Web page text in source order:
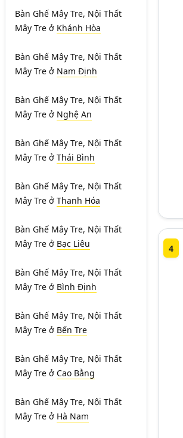
Bàn Ghế Mây Tre, Nội Thất
Mây Tre ở Khánh Hòa
Bàn Ghế Mây Tre, Nội Thất
Mây Tre ở Nam Định
Bàn Ghế Mây Tre, Nội Thất
Mây Tre ở Nghệ An
Bàn Ghế Mây Tre, Nội Thất
Mây Tre ở Thái Bình
Bàn Ghế Mây Tre, Nội Thất
Mây Tre ở Thanh Hóa
Bàn Ghế Mây Tre, Nội Thất
Mây Tre ở Bạc Liêu
Bàn Ghế Mây Tre, Nội Thất
Mây Tre ở Bình Định
Bàn Ghế Mây Tre, Nội Thất
Mây Tre ở Bến Tre
Bàn Ghế Mây Tre, Nội Thất
Mây Tre ở Cao Bằng
Bàn Ghế Mây Tre, Nội Thất
Mây Tre ở Hà Nam
4